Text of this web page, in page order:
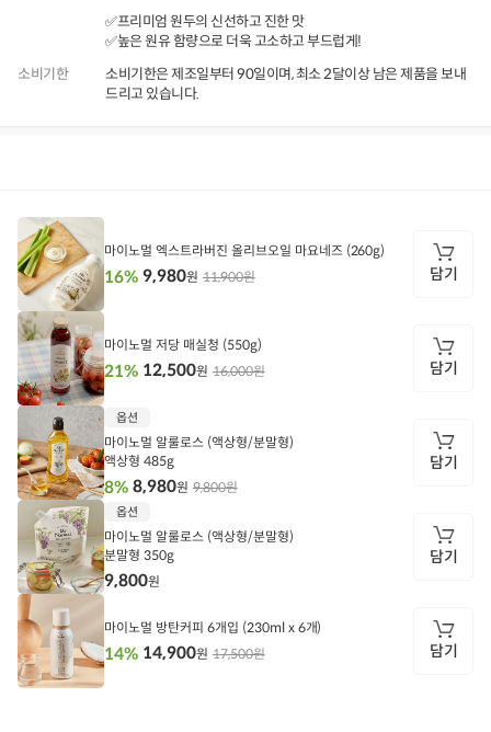
✅프리미엄 원두의 신선하고 진한 맛
✅높은 원유 함량으로 더욱 고소하고 부드럽게!
소비기한
소비기한은 제조일부터 90일이며, 최소 2달이상 남은 제품을 보내
드리고 있습니다.
상
품
정
보
담
기
마이노멀 엑스트라버진 올리브오일 마요네즈 (260g)
11,900원
16% 9,980원 담기
담
기
마이노멀 저당 매실청 (550g)
16,000원
21% 12,500원 담기
담
옵션
마이노멀 알룰로스 (액상형/분말형)
액상형 485g
9,800원
8% 8,980원
담기
담
옵션
마이노멀 알룰로스 (액상형/분말형)
분말형 350g
9,800원
담기
담
마이노멀 방탄커피 6개입 (230ml x 6개)
17,500원
14% 14,900원 담기